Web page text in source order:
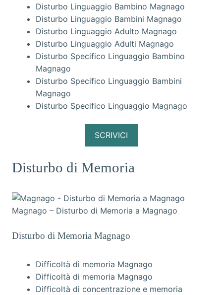
Disturbo Linguaggio Bambino Magnago
Disturbo Linguaggio Bambini Magnago
Disturbo Linguaggio Adulto Magnago
Disturbo Linguaggio Adulti Magnago
Disturbo Specifico Linguaggio Bambino
Magnago
Disturbo Specifico Linguaggio Bambini
Magnago
Disturbo Specifico Linguaggio Magnago
SCRIVICI
Disturbo di Memoria
Magnago – Disturbo di Memoria a Magnago
Disturbo di Memoria Magnago
Difficoltà di memoria Magnago
Difficoltà di memoria Magnago
Difficoltà di concentrazione e memoria